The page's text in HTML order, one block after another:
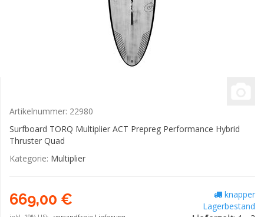
Artikelnummer: 22980
Surfboard TORQ Multiplier ACT Prepreg Performance Hybrid
Thruster Quad
Kategorie: Multiplier
669,00 €
knapper
Lagerbestand